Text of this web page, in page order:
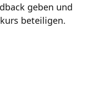
geben und
beteiligen.